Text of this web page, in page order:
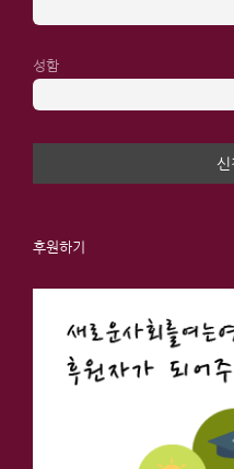
성함
후원하기